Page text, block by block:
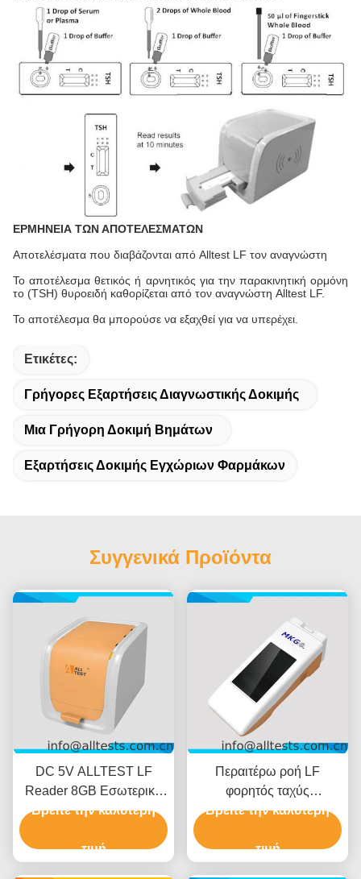
ΕΡΜΗΝΕΙΑ ΤΩΝ ΑΠΟΤΕΛΕΣΜΑΤΩΝ
Αποτελέσματα που διαβάζονται από Alltest LF τον αναγνώστη
Το αποτέλεσμα θετικός ή αρνητικός για την παρακινητική ορμόνη
το (TSH) θυροειδή καθορίζεται από τον αναγνώστη Alltest LF.
Το αποτέλεσμα θα μπορούσε να εξαχθεί για να υπερέχει.
Ετικέτες:
Γρήγορες Εξαρτήσεις Διαγνωστικής Δοκιμής
Μια Γρήγορη Δοκιμή Βημάτων
Εξαρτήσεις Δοκιμής Εγχώριων Φαρμάκων
Συγγενικά Προϊόντα
DC 5V ALLTEST LF
Reader 8GB Εσωτερική
μνήμη
Βρείτε την καλύτερη
τιμή
Περαιτέρω ροή LF
φορητός ταχύς
αναγνώστης δοκιμής Plus
Βρείτε την καλύτερη
τιμή